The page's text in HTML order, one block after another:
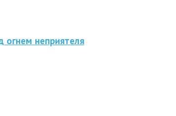
огнем неприятеля